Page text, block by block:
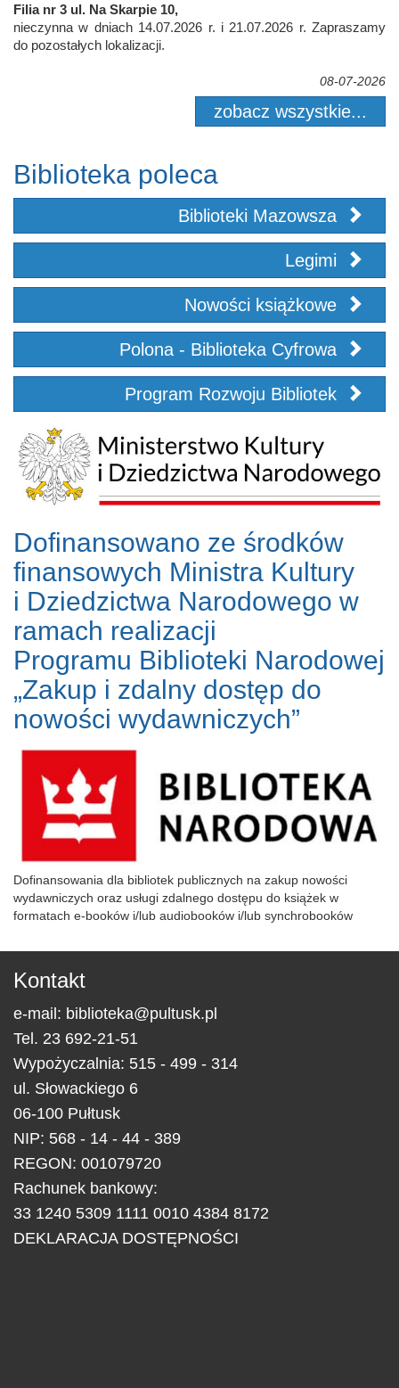
Filia nr 3 ul. Na Skarpie 10,
nieczynna w dniach 14.07.2026 r. i 21.07.2026 r. Zapraszamy
do pozostałych lokalizacji.
08-07-2026
zobacz wszystkie...
Biblioteka poleca
Biblioteki Mazowsza
Legimi
Nowości książkowe
Polona - Biblioteka Cyfrowa
Program Rozwoju Bibliotek
Dofinansowano ze środków
finansowych Ministra Kultury
i Dziedzictwa Narodowego w
ramach realizacji
Programu Biblioteki Narodowej
„Zakup i zdalny dostęp do
nowości wydawniczych”
Dofinansowania dla bibliotek publicznych na zakup nowości
wydawniczych oraz usługi zdalnego dostępu do książek w
formatach e-booków i/lub audiobooków i/lub synchrobooków
Kontakt
e-mail: biblioteka@pultusk.pl
Tel. 23 692-21-51
Wypożyczalnia: 515 - 499 - 314
ul. Słowackiego 6
06-100 Pułtusk
NIP: 568 - 14 - 44 - 389
REGON: 001079720
Rachunek bankowy:
33 1240 5309 1111 0010 4384 8172
DEKLARACJA DOSTĘPNOŚCI